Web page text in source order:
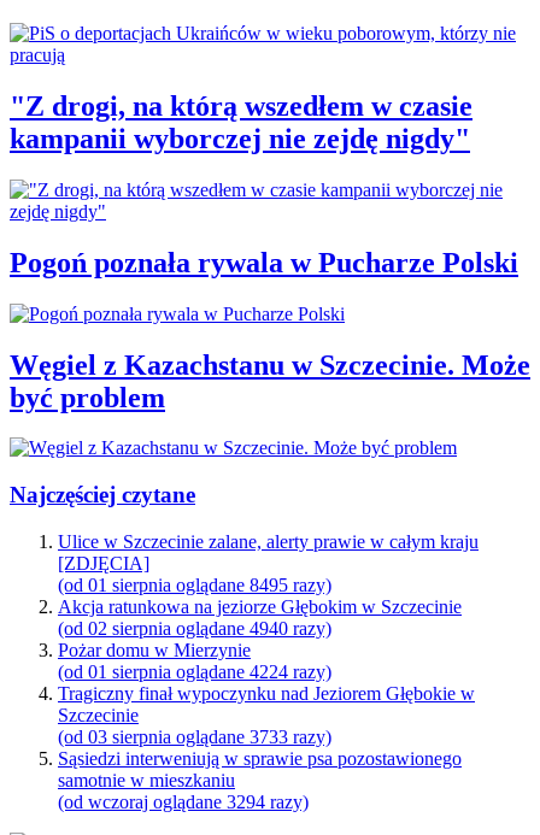
"Z drogi, na którą wszedłem w czasie
kampanii wyborczej nie zejdę nigdy"
Pogoń poznała rywala w Pucharze Polski
Węgiel z Kazachstanu w Szczecinie. Może
być problem
Najczęściej czytane
Ulice w Szczecinie zalane, alerty prawie w całym kraju
[ZDJĘCIA]
(od 01 sierpnia oglądane 8495 razy)
Akcja ratunkowa na jeziorze Głębokim w Szczecinie
(od 02 sierpnia oglądane 4940 razy)
Pożar domu w Mierzynie
(od 01 sierpnia oglądane 4224 razy)
Tragiczny finał wypoczynku nad Jeziorem Głębokie w
Szczecinie
(od 03 sierpnia oglądane 3733 razy)
Sąsiedzi interweniują w sprawie psa pozostawionego
samotnie w mieszkaniu
(od wczoraj oglądane 3294 razy)